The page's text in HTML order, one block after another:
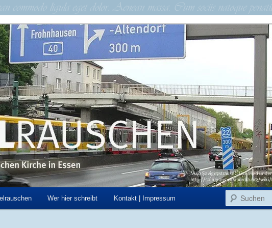
Kirche in Essen
Wer hier schreibt Kontakt | Impressum